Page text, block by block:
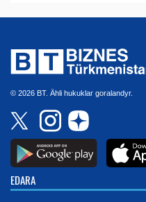
© 2026 BT. Ähli hukuklar goralandyr.
EDARA